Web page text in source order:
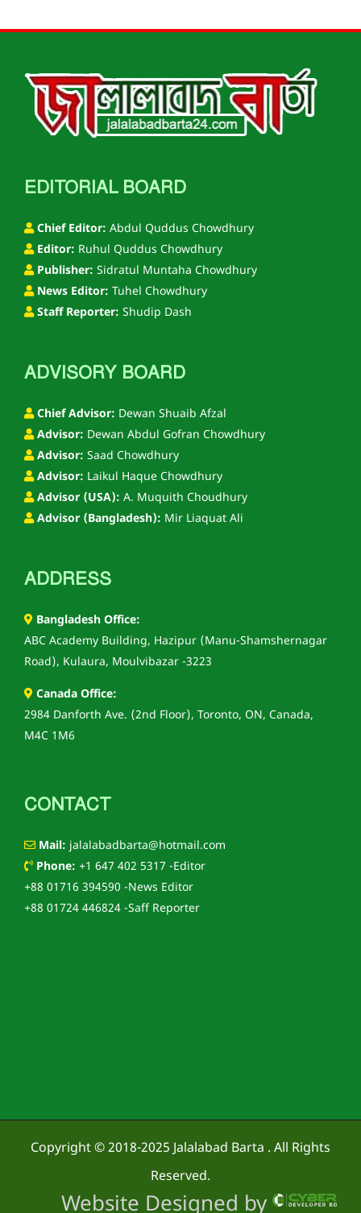
EDITORIAL BOARD
Chief Editor: Abdul Quddus Chowdhury
Editor: Ruhul Quddus Chowdhury
Publisher: Sidratul Muntaha Chowdhury
News Editor: Tuhel Chowdhury
Staff Reporter: Shudip Dash
ADVISORY BOARD
Chief Advisor: Dewan Shuaib Afzal
Advisor: Dewan Abdul Gofran Chowdhury
Advisor: Saad Chowdhury
Advisor: Laikul Haque Chowdhury
Advisor (USA): A. Muquith Choudhury
Advisor (Bangladesh): Mir Liaquat Ali
ADDRESS
Bangladesh Office:
ABC Academy Building, Hazipur (Manu-Shamshernagar
Road), Kulaura, Moulvibazar -3223
Canada Office:
2984 Danforth Ave. (2nd Floor), Toronto, ON, Canada,
M4C 1M6
CONTACT
Mail: jalalabadbarta@hotmail.com
Phone: +1 647 402 5317 -Editor
+88 01716 394590 -News Editor
+88 01724 446824 -Saff Reporter
Copyright © 2018-2025Jalalabad Barta . All Rights
Reserved.
Website Designed by